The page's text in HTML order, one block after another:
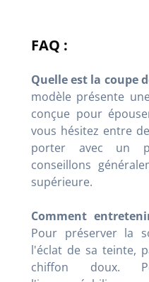
FAQ :
Quelle est la coupe
modèle présente
conçue pour
vous hésitez entre
porter avec un
conseillons
supérieure.
Comment
Pour préserver la
l'éclat de sa teinte,
chiffon doux.